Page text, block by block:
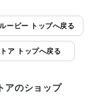
ービー トップへ戻る
ア トップへ戻る
アのショップ